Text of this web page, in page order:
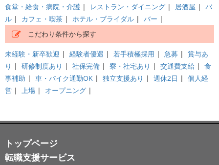
食堂・給食・病院・介護 | レストラン・ダイニング | 居酒屋 | バ
ル | カフェ・喫茶 | ホテル・ブライダル | バー |
こだわり条件から探す
未経験・新卒歓迎 | 経験者優遇 | 若手積極採用 | 急募 | 賞与あ
り | 研修制度あり | 社保完備 | 寮・社宅あり | 交通費支給 | 食
事補助 | 車・バイク通勤OK | 独立支援あり | 週休2日 | 個人経
営 | 上場 | オープニング |
トップページ
転職支援サービス